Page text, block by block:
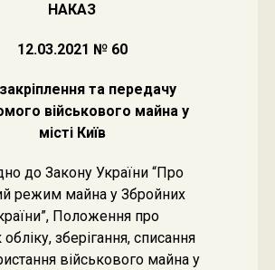
НАКАЗ
12.03.2021 № 60
та передачу
військового майна у
місті Київ
до Закону України “Про
режим майна у Збройних
Положення про
зберігання, списання
військового майна у